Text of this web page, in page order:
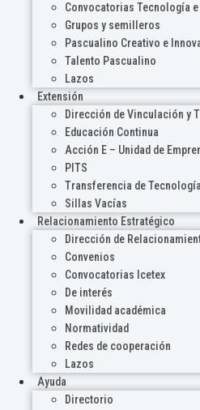
Convocatorias Tecnología
Grupos y semilleros
Pascualino Creativo e
Talento Pascualino
Lazos
Extensión
Dirección de Vinculación y
Educación Continua
Acción E – Unidad de
PITS
Transferencia de Tecnología
Sillas Vacías
Relacionamiento Estratégico
Dirección de
Convenios
Convocatorias Icetex
De interés
Movilidad académica
Normatividad
Redes de cooperación
Lazos
Ayuda
Directorio